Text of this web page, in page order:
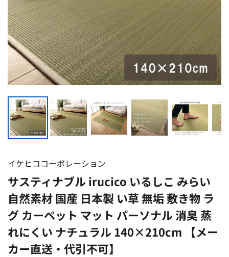
イケヒココーポレーション
サスティナブル irucico いるしこ みらい
自然素材 国産 日本製 い草 無垢 敷き物 ラ
グ カーペット マット パーソナル 消臭 蒸
れにくい ナチュラル 140×210cm 【メー
カー直送・代引不可】